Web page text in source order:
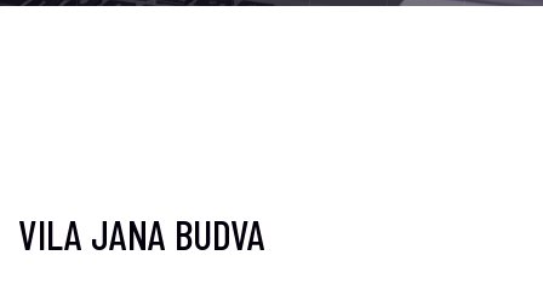
VILA JANA BUDVA